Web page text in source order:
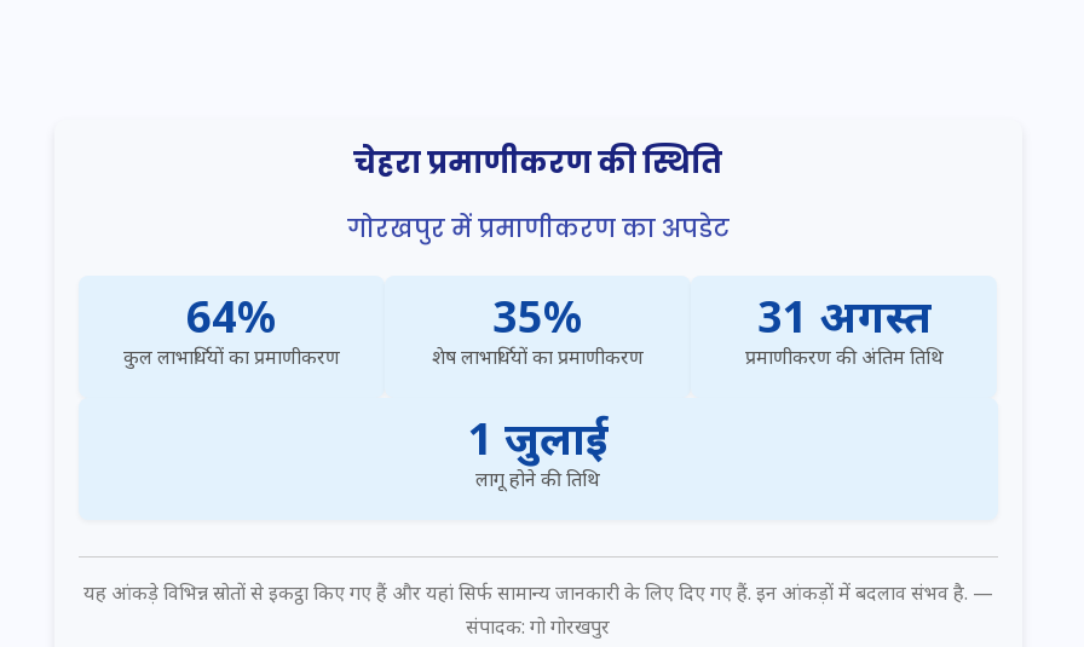
चेहरा प्रमाणीकरण की स्थिति
गोरखपुर में प्रमाणीकरण का अपडेट
64%
कुल लाभार्थियों का प्रमाणीकरण
35%
शेष लाभार्थियों का प्रमाणीकरण
31 अगस्त
प्रमाणीकरण की अंतिम तिथि
1 जुलाई
लागू होने की तिथि
यह आंकड़े विभिन्न स्रोतों से इकट्ठा किए गए हैं और यहां सिर्फ सामान्य जानकारी के लिए दिए गए हैं. इन आंकड़ों में बदलाव संभव है. —
संपादक: गो गोरखपुर
अगस्त से 31 अगस्त)
अगस्त से 31 अगस्त)